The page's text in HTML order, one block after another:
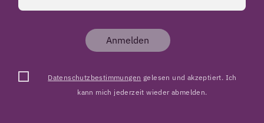
Anmelden
Datenschutzbestimmungen gelesen und akzeptiert. Ich
kann mich jederzeit wieder abmelden.